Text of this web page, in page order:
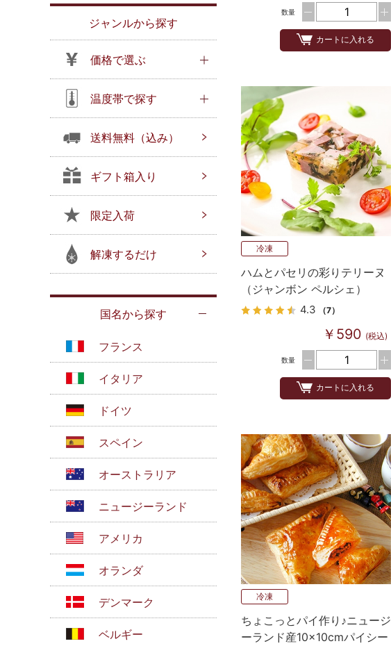
ジャンルから探す
価格で選ぶ
温度帯で探す
送料無料（込み）
ギフト箱入り
限定入荷
解凍するだけ
国名から探す
フランス
イタリア
ドイツ
スペイン
オーストラリア
ニュージーランド
アメリカ
オランダ
デンマーク
ベルギー
数量
カートに入れる
冷凍
ハムとパセリの彩りテリーヌ
（ジャンボン ペルシェ）
4.3 （7）
￥590 (税込)
数量
カートに入れる
冷凍
ちょこっとパイ作り♪ニュージ
ーランド産10×10cmパイシー